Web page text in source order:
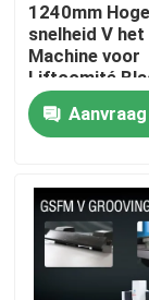
Thuis
Over ons
Producten
1240mm Hoge
snelheid V het
Machine voor
Liftcomité
die Machine